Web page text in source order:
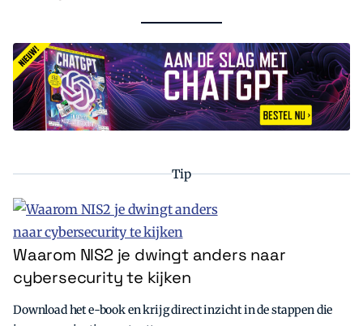
Tip
Waarom NIS2 je dwingt anders naar
cybersecurity te kijken
Download het e-book en krijg direct inzicht in de stappen die